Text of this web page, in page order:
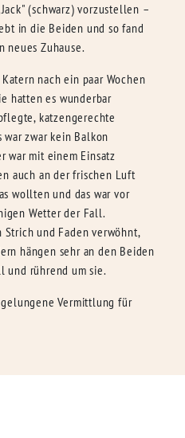
(schwarz) vorzustellen –
in die Beiden und so fand
neues Zuhause.
nach ein paar Wochen
hatten es wunderbar
katzengerechte
war zwar kein Balkon
war mit einem Einsatz
auch an der frischen Luft
wollten und das war vor
Wetter der Fall.
Strich und Faden verwöhnt,
hängen sehr an den Beiden
und rührend um sie.
Vermittlung für